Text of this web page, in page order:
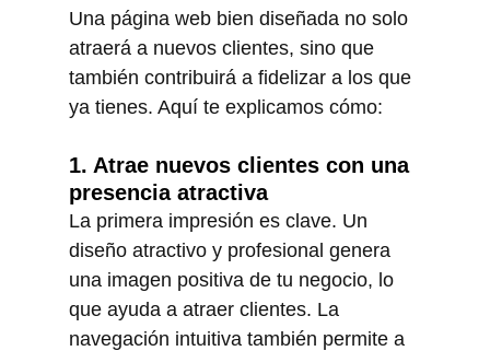
Una página web bien diseñada no solo
atraerá a nuevos clientes, sino que
también contribuirá a fidelizar a los que
ya tienes. Aquí te explicamos cómo:
1. Atrae nuevos clientes con una
presencia atractiva
La primera impresión es clave. Un
diseño atractivo y profesional genera
una imagen positiva de tu negocio, lo
que ayuda a atraer clientes. La
navegación intuitiva también permite a